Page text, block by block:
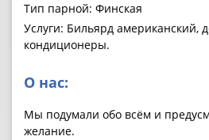
Тип парной: Финская
Услуги: Бильярд американский,
кондиционеры.
О нас:
Мы подумали обо всём и
желание.